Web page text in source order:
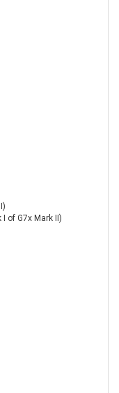
of G7x Mark II)